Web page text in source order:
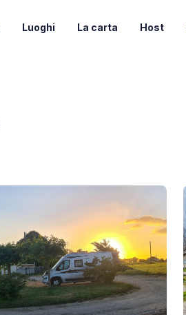
Luoghi La carta Host